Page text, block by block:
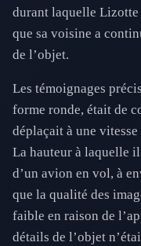
durant laquelle Lizotte
que sa voisine a
de l’objet.
Les témoignages
forme ronde, était de
déplaçait à une
La hauteur à laquelle
d’un avion en vol, à
que la qualité des
faible en raison de
détails de l’objet